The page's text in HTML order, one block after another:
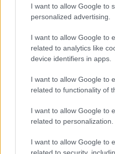
I want to allow Google to
personalized advertising.
I want to allow Google to
related to analytics like
device identifiers in apps.
I want to allow Google to
related to functionality of
I want to allow Google to
related to personalization.
I want to allow Google to
related to security,
Elszalasztott kettős
A garázs másik oldalán
volt a hangulat. Lawson
szerezte meg a
során harmadik
Erős időmérőt